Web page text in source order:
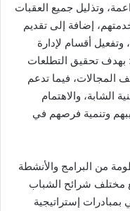
وتذليل جميع العقبات
إضافة إلى تقديم
وتفعيل أقسام لإدارة
بهدف تحقيق التطلعات
المجالات، فيما تدعم
الشابة، والاهتمام
وتنمية فرصهم في
من البرامج والأنشطة
مختلف شرائح الشباب
إستراتيجية